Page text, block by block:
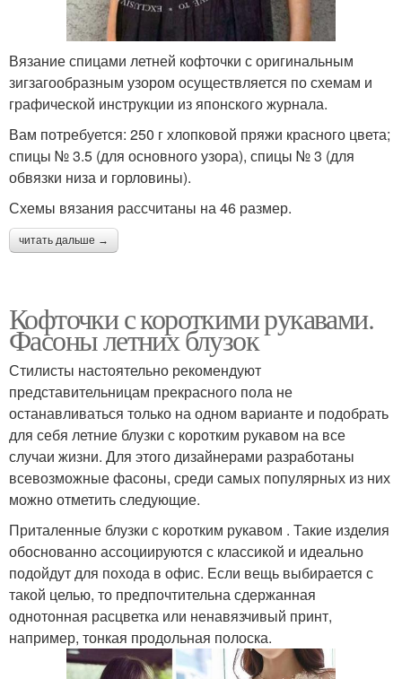
Вязание спицами летней кофточки с оригинальным
зигзагообразным узором осуществляется по схемам и
графической инструкции из японского журнала.
Вам потребуется: 250 г хлопковой пряжи красного цвета;
спицы № 3.5 (для основного узора), спицы № 3 (для
обвязки низа и горловины).
Схемы вязания рассчитаны на 46 размер.
читать дальше →
Кофточки с короткими рукавами.
Фасоны летних блузок
Стилисты настоятельно рекомендуют
представительницам прекрасного пола не
останавливаться только на одном варианте и подобрать
для себя летние блузки с коротким рукавом на все
случаи жизни. Для этого дизайнерами разработаны
всевозможные фасоны, среди самых популярных из них
можно отметить следующие.
Приталенные блузки с коротким рукавом . Такие изделия
обоснованно ассоциируются с классикой и идеально
подойдут для похода в офис. Если вещь выбирается с
такой целью, то предпочтительна сдержанная
однотонная расцветка или ненавязчивый принт,
например, тонкая продольная полоска.